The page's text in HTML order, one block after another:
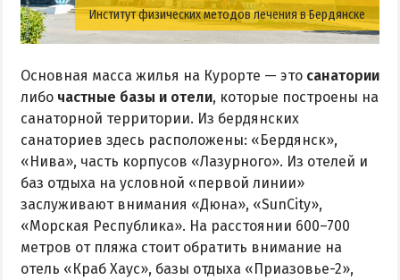
Институт физических методов лечения в Бердянске
Основная масса жилья на Курорте — это санатории
либо частные базы и отели, которые построены на
санаторной территории. Из бердянских
санаториев здесь расположены: «Бердянск»,
«Нива», часть корпусов «Лазурного». Из отелей и
баз отдыха на условной «первой линии»
заслуживают внимания «Дюна», «SunCity»,
«Морская Республика». На расстоянии 600–700
метров от пляжа стоит обратить внимание на
отель «Краб Хаус», базы отдыха «Приазовье-2»,